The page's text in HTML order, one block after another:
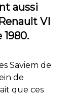
aussi
VI
Saviem de
de
que ces